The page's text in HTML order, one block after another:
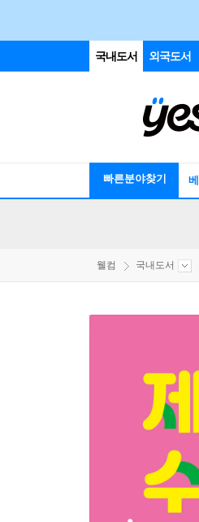
국내도서 외국도서
빠른분야찾기
웰컴 국내도서